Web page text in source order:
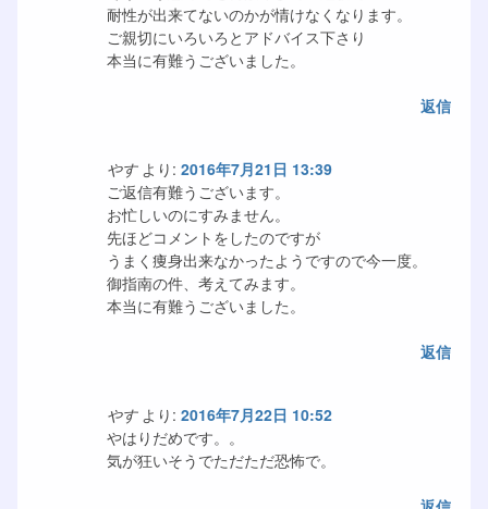
耐性が出来てないのかが情けなくなります。
ご親切にいろいろとアドバイス下さり
本当に有難うございました。
返信
やす より: 2016年7月21日 13:39
ご返信有難うございます。
お忙しいのにすみません。
先ほどコメントをしたのですが
うまく痩身出来なかったようですので今一度。
御指南の件、考えてみます。
本当に有難うございました。
返信
やす より: 2016年7月22日 10:52
やはりだめです。。
気が狂いそうでただただ恐怖で。